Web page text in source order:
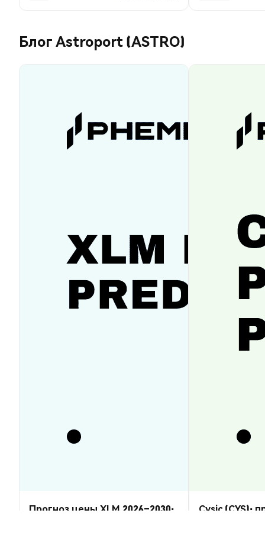
Блог Astroport (ASTRO)
Прогноз цены XLM 2026–2030:
Cysic (CYS):